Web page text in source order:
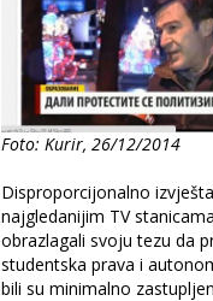
Foto: Kurir, 26/12/2014
Disproporcijonalno
najgledanijim TV
obrazlagali svoju tezu da
studentska prava i
bili su minimalno